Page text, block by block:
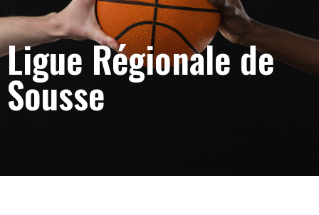
Ligue Régionale de
Sousse